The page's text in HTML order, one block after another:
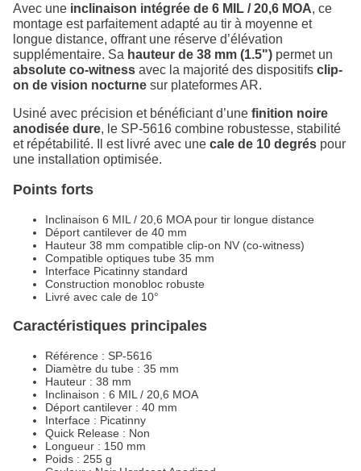
Avec une inclinaison intégrée de 6 MIL / 20,6 MOA, ce
montage est parfaitement adapté au tir à moyenne et
longue distance, offrant une réserve d’élévation
supplémentaire. Sa hauteur de 38 mm (1.5") permet un
absolute co-witness avec la majorité des dispositifs clip-
on de vision nocturne sur plateformes AR.
Usiné avec précision et bénéficiant d’une finition noire
anodisée dure, le SP-5616 combine robustesse, stabilité
et répétabilité. Il est livré avec une cale de 10 degrés pour
une installation optimisée.
Points forts
Inclinaison 6 MIL / 20,6 MOA pour tir longue distance
Déport cantilever de 40 mm
Hauteur 38 mm compatible clip-on NV (co-witness)
Compatible optiques tube 35 mm
Interface Picatinny standard
Construction monobloc robuste
Livré avec cale de 10°
Caractéristiques principales
Référence : SP-5616
Diamètre du tube : 35 mm
Hauteur : 38 mm
Inclinaison : 6 MIL / 20,6 MOA
Déport cantilever : 40 mm
Interface : Picatinny
Quick Release : Non
Longueur : 150 mm
Poids : 255 g